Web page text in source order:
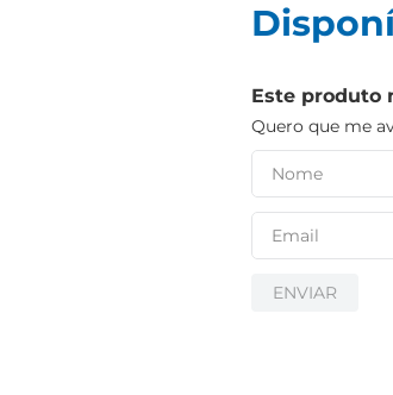
Este produto
Quero que me
ENVIAR